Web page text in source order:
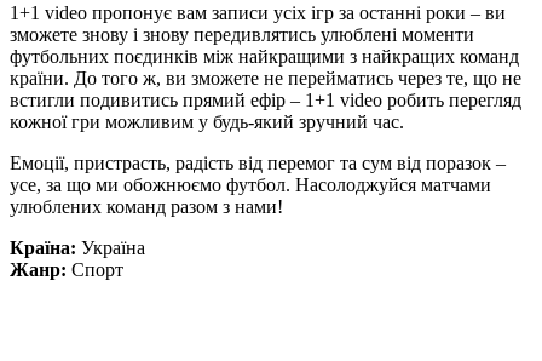
1+1 video пропонує вам записи усіх ігр за останні роки – ви
зможете знову і знову передивлятись улюблені моменти
футбольних поєдинків між найкращими з найкращих команд
країни. До того ж, ви зможете не перейматись через те, що не
встигли подивитись прямий ефір – 1+1 video робить перегляд
кожної гри можливим у будь-який зручний час.
Емоції, пристрасть, радість від перемог та сум від поразок –
усе, за що ми обожнюємо футбол. Насолоджуйся матчами
улюблених команд разом з нами!
Країна: Україна
Жанр: Спорт